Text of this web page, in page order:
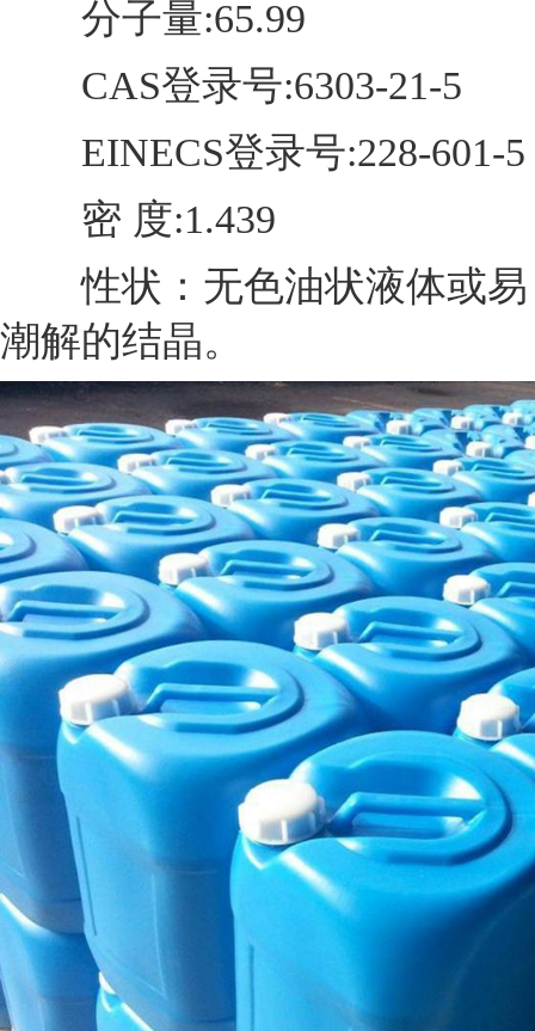
分子量:65.99
CAS登录号:6303-21-5
EINECS登录号:228-601-5
密 度:1.439
性状：无色油状液体或易
潮解的结晶。